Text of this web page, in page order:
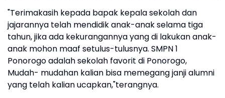
"Terimakasih kepada bapak kepala sekolah dan
jajarannya telah mendidik anak-anak selama tiga
tahun, jika ada kekurangannya yang di lakukan anak-
anak mohon maaf setulus-tulusnya. SMPN 1
Ponorogo adalah sekolah favorit di Ponorogo,
Mudah- mudahan kalian bisa memegang janji alumni
yang telah kalian ucapkan,"terangnya.